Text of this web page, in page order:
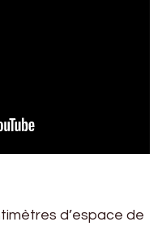
d’espace de